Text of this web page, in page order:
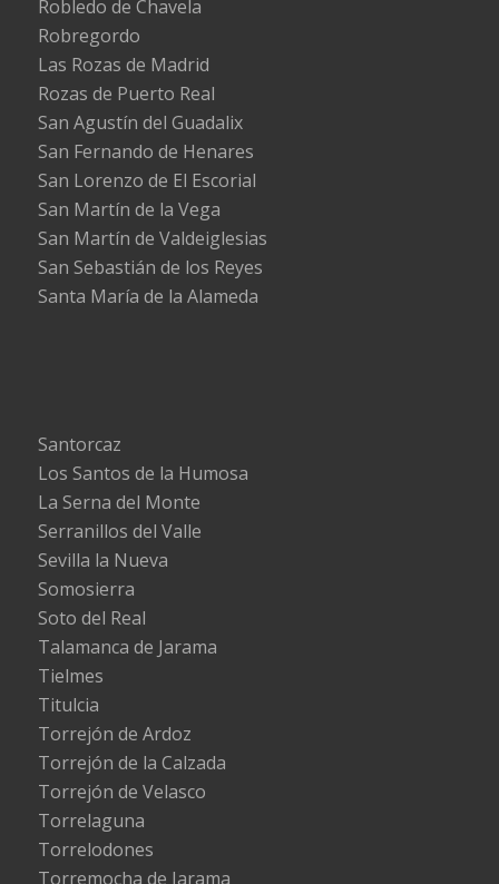
Robledo de Chavela
Robregordo
Las Rozas de Madrid
Rozas de Puerto Real
San Agustín del Guadalix
San Fernando de Henares
San Lorenzo de El Escorial
San Martín de la Vega
San Martín de Valdeiglesias
San Sebastián de los Reyes
Santa María de la Alameda
Santorcaz
Los Santos de la Humosa
La Serna del Monte
Serranillos del Valle
Sevilla la Nueva
Somosierra
Soto del Real
Talamanca de Jarama
Tielmes
Titulcia
Torrejón de Ardoz
Torrejón de la Calzada
Torrejón de Velasco
Torrelaguna
Torrelodones
Torremocha de Jarama